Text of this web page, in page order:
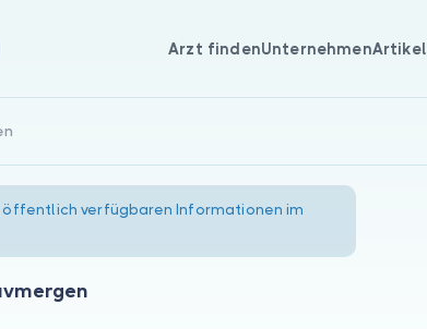
Arzt findenUnternehmenArtikel
verfügbaren Informationen im